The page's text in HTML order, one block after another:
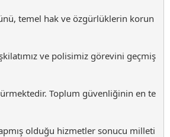
temel hak ve özgürlüklerin korun
ve polisimiz görevini geçmiş
Toplum güvenliğinin en te
olduğu hizmetler sonucu milleti